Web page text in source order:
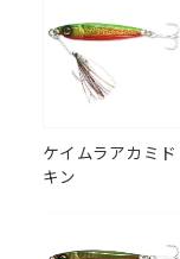
ケイムラアカミド
キン